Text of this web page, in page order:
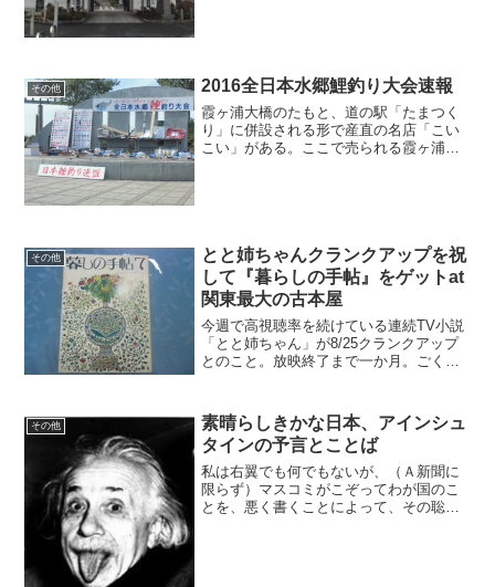
その他 2016全日本水郷鯉釣り大会速報
霞ヶ浦大橋のたもと、道の駅「たまつく
り」に併設される形で産直の名店「こい
こい」がある。ここで売られる霞ヶ浦特
その他
とと姉ちゃんクランクアップを祝
して『暮らしの手帖』をゲットat
関東最大の古本屋
今週で高視聴率を続けている連続TV小説
「とと姉ちゃん」が8/25クランクアップ
とのこと。放映終了まで一か月。ごく最
存じのとおり実在した雑誌『暮らしの手
帖』を題材にしてい
その他
素晴らしきかな日本、アインシュ
タインの予言とことば
私は右翼でも何でもないが、（Ａ新聞に
限らず）マスコミがこぞってわが国のこ
とを、悪く書くことによって、その聡明